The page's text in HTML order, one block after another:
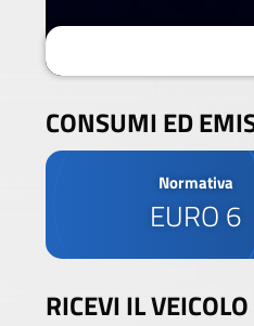
CONSUMI ED
Normativa
EURO 6
RICEVI IL